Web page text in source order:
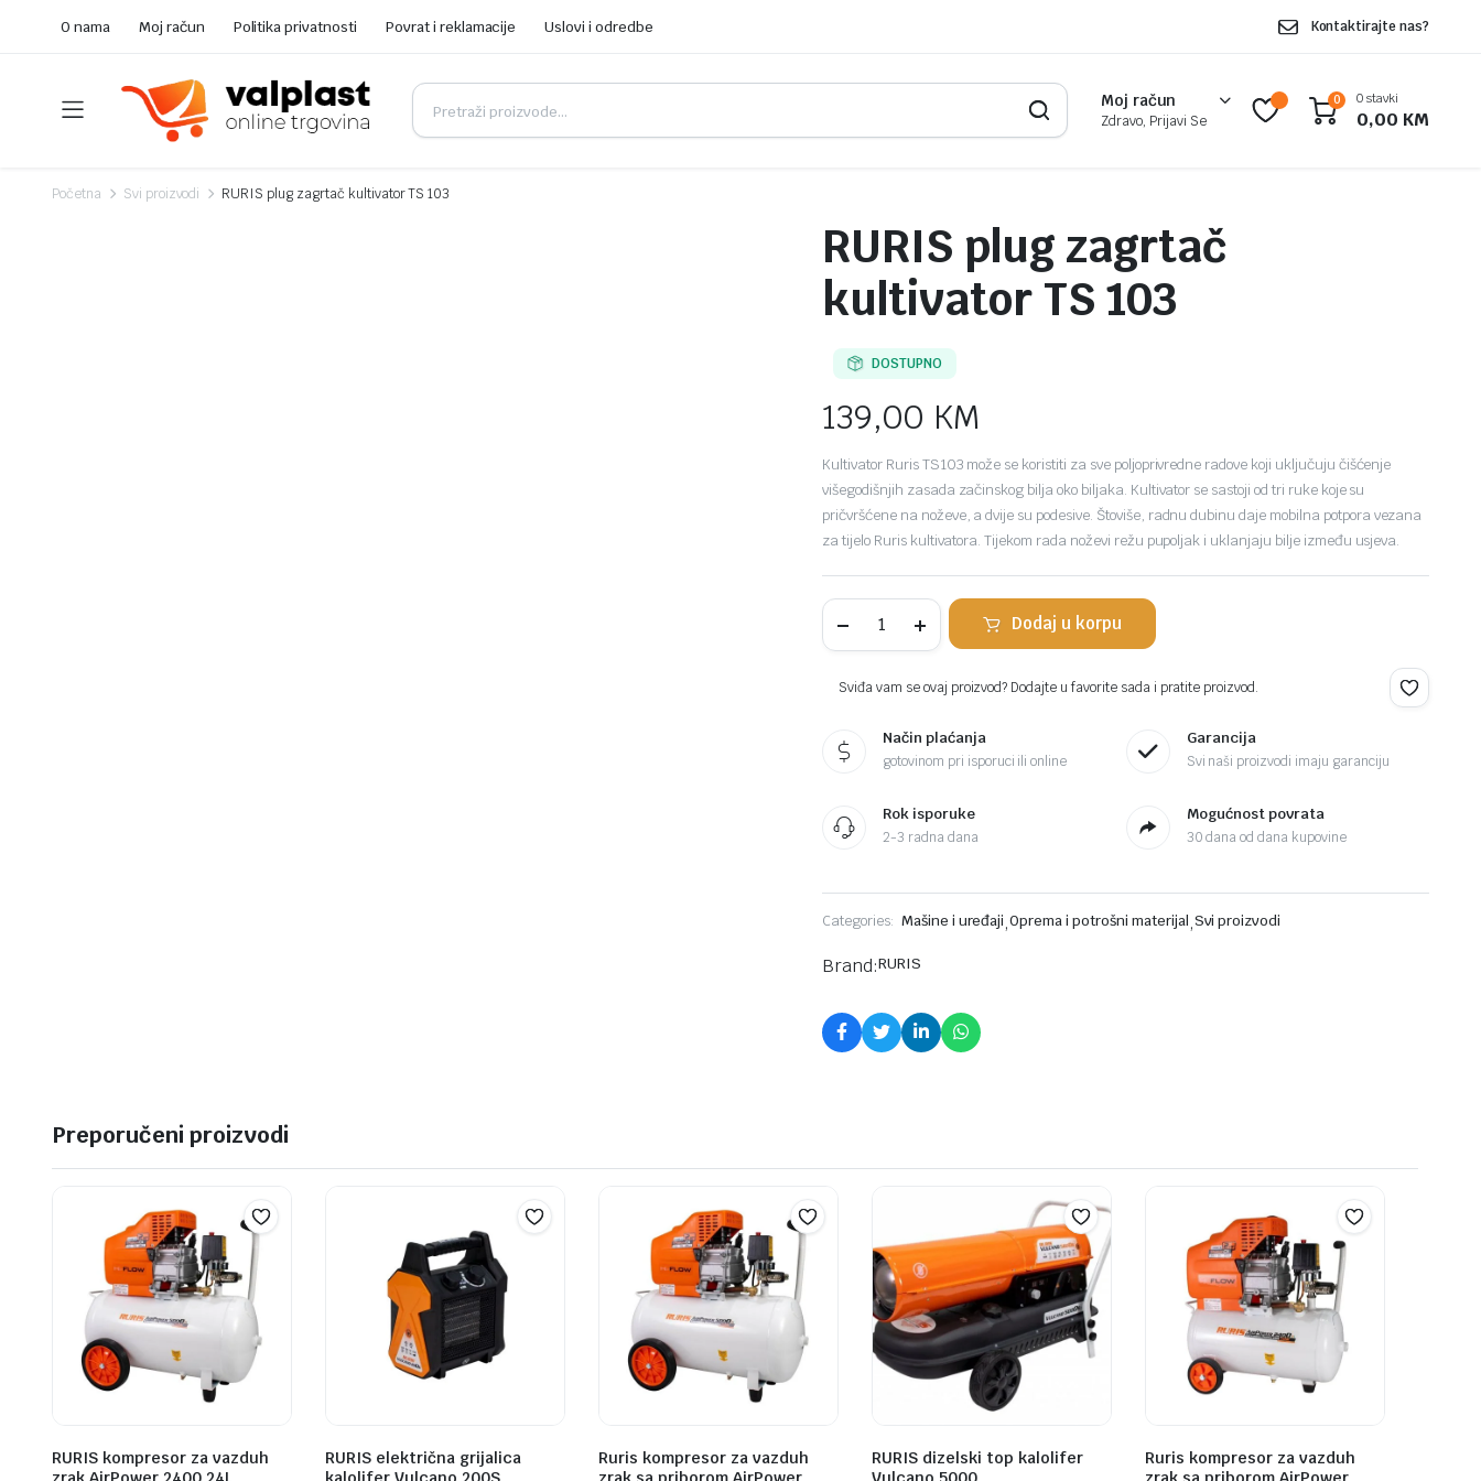
O nama Moj račun Politika privatnosti Povrat i reklamacije Uslovi i odredbe Kontaktirajte nas?
Moj račun
Zdravo, Prijavi Se
0 0 stavki
0,00 KM
Početna Svi proizvodi RURIS plug zagrtač kultivator TS 103
RURIS plug zagrtač
kultivator TS 103
DOSTUPNO
139,00 KM
Kultivator Ruris TS103 može se koristiti za sve poljoprivredne radove koji uključuju čišćenje
višegodišnjih zasada začinskog bilja oko biljaka. Kultivator se sastoji od tri ruke koje su
pričvršćene na noževe, a dvije su podesive. Štoviše, radnu dubinu daje mobilna potpora vezana
za tijelo Ruris kultivatora. Tijekom rada noževi režu pupoljak i uklanjaju bilje između usjeva.
plug
TS
Dodaj u korpu
Sviđa vam se ovaj proizvod? Dodajte u favorite sada i pratite proizvod.
Način plaćanja
gotovinom pri isporuci ili online
Garancija
Svi naši proizvodi imaju garanciju
Rok isporuke
2-3 radna dana
Mogućnost povrata
30 dana od dana kupovine
Categories: Mašine i uređaji,Oprema i potrošni materijal,Svi proizvodi
Brand:RURIS
Preporučeni proizvodi
RURIS kompresor za vazduh
RURIS električna grijalica
Ruris kompresor za vazduh
RURIS dizelski top kalolifer
Ruris kompresor za vazduh